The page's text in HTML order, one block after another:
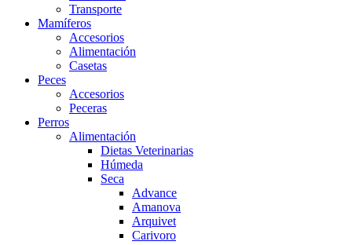
Transporte
Mamíferos
Accesorios
Alimentación
Casetas
Peces
Accesorios
Peceras
Perros
Alimentación
Dietas Veterinarias
Húmeda
Seca
Advance
Amanova
Arquivet
Carivoro